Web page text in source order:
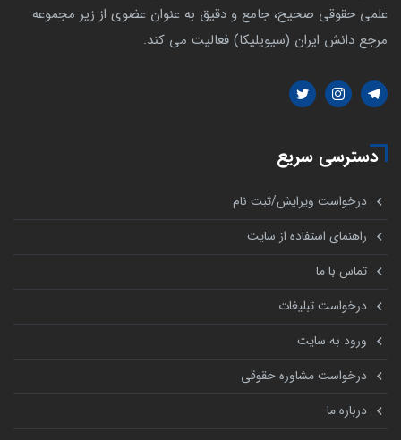
علمی حقوقی صحیح، جامع و دقیق به عنوان عضوی از زیر مجموعه
مرجع دانش ایران (سیویلیکا) فعالیت می کند.
دسترسی سریع
درخواست ویرایش/ثبت نام
راهنمای استفاده از سایت
تماس با ما
درخواست تبلیغات
ورود به سایت
درخواست مشاوره حقوقی
درباره ما